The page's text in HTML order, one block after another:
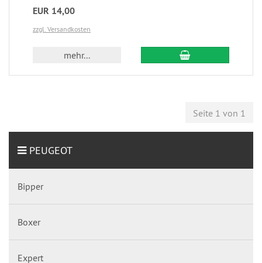
EUR 14,00
zzgl. Versandkosten
mehr...
Seite 1 von 1
PEUGEOT
Bipper
Boxer
Expert